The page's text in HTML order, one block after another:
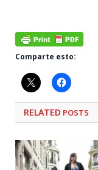
Comparte esto:
RELATED POSTS